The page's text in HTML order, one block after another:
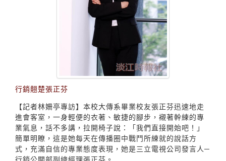
行銷翹楚張正芬
【記者林姍亭專訪】本校大傳系畢業校友張正芬迅速地走
進會客室，一身輕便的衣著、敏捷的腳步，襯著幹練的專
業氣息，話不多講，拉開椅子說：「我們直接開始吧！」
簡單明瞭，這是她每天在傳播圈中戰鬥所練就的說話方